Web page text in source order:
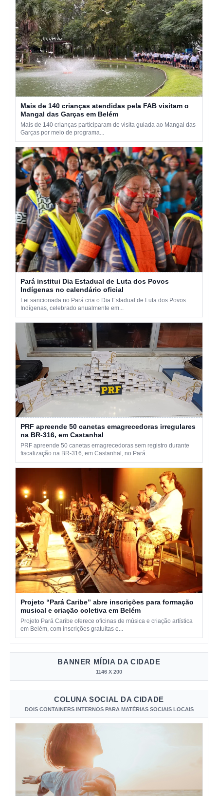
Mais de 140 crianças atendidas pela FAB visitam o
Mangal das Garças em Belém
Mais de 140 crianças participaram de visita guiada ao Mangal das
Garças por meio de programa...
Pará institui Dia Estadual de Luta dos Povos
Indígenas no calendário oficial
Lei sancionada no Pará cria o Dia Estadual de Luta dos Povos
Indígenas, celebrado anualmente em...
PRF apreende 50 canetas emagrecedoras irregulares
na BR-316, em Castanhal
PRF apreende 50 canetas emagrecedoras sem registro durante
fiscalização na BR-316, em Castanhal, no Pará.
Projeto “Pará Caribe” abre inscrições para formação
musical e criação coletiva em Belém
Projeto Pará Caribe oferece oficinas de música e criação artística
em Belém, com inscrições gratuitas e...
BANNER MÍDIA DA CIDADE
1146 X 200
COLUNA SOCIAL DA CIDADE
DOIS CONTAINERS INTERNOS PARA MATÉRIAS SOCIAIS LOCAIS